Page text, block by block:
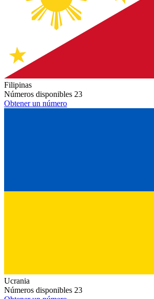
Filipinas
Números disponibles 23
Obtener un número
Ucrania
Números disponibles 23